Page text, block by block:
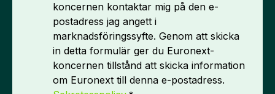
koncernen kontaktar mig på den e-
postadress jag angett i
marknadsföringssyfte. Genom att skicka
in detta formulär ger du Euronext-
koncernen tillstånd att skicka information
om Euronext till denna e-postadress.